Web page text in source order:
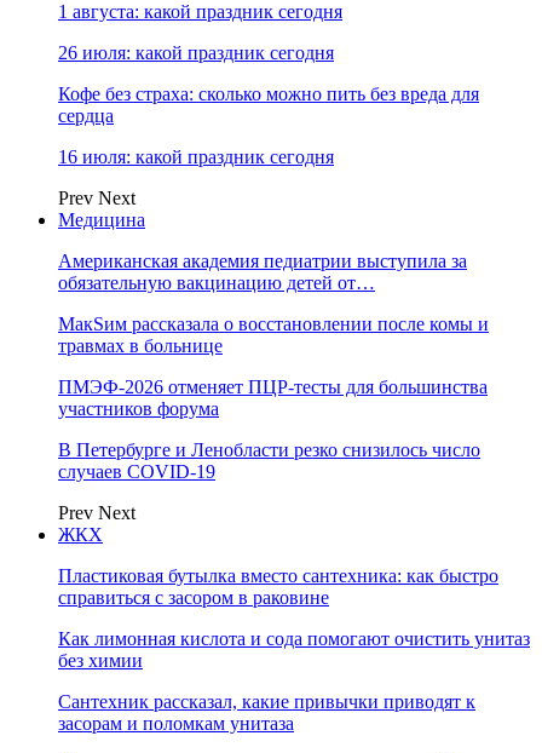
1 августа: какой праздник сегодня
26 июля: какой праздник сегодня
Кофе без страха: сколько можно пить без вреда для
сердца
16 июля: какой праздник сегодня
Prev Next
Медицина
Американская академия педиатрии выступила за
обязательную вакцинацию детей от…
МакSим рассказала о восстановлении после комы и
травмах в больнице
ПМЭФ-2026 отменяет ПЦР-тесты для большинства
участников форума
В Петербурге и Ленобласти резко снизилось число
случаев COVID-19
Prev Next
ЖКХ
Пластиковая бутылка вместо сантехника: как быстро
справиться с засором в раковине
Как лимонная кислота и сода помогают очистить унитаз
без химии
Сантехник рассказал, какие привычки приводят к
засорам и поломкам унитаза